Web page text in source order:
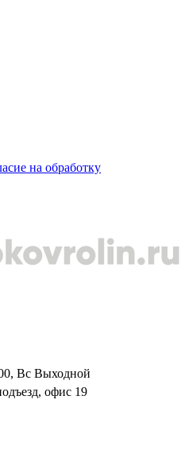
на обработку
Вс Выходной
офис 19